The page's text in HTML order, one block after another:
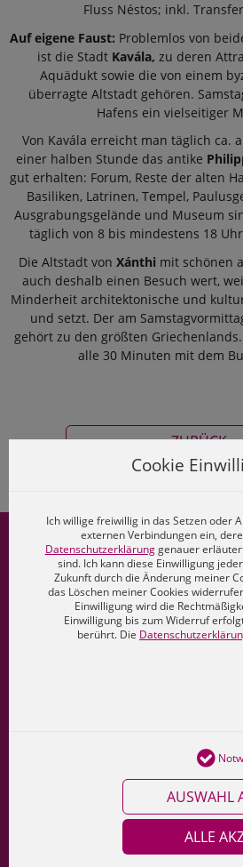
Fluss Néstos; inkl.
Auf eigene Faust: Problemlos von
ist die Stadt Kavála, zu deren
Aquädukt sowie die von einem
überragte Altstadt gehören.
Hafens ein vielseitiger
Von Kavála erreicht man täglich ca.
einer halben Stunde das antike
gut erhalten: Forum, Reste der alten
Basiliken, Latrinen, Tempel,
Ausgrabungsgelände und Museum
täglich von 8 bis mindestens 18
Die Altstadt von Xánthi mit schönen
auch deshalb einen Besuch wert,
Minderheit architektonische und
und setzt. Der am
gehört zu den größten
alle 30 Minuten mit dem
ZURÜCK
MMV-Shop
Konto
Freischalt-
Impressum
AGB
Cookie
Ich willige freiwillig in das Setzen oder
externen Verbindungen ein,
Datenschutzerklärunggenauer
sind. Ich kann diese Einwilligung
Zukunft durch die Änderung meiner
das Löschen meiner Cookies
Einwilligung wird die
Einwilligung bis zum Widerruf
berührt. Die
AUSWAHL
ALLE